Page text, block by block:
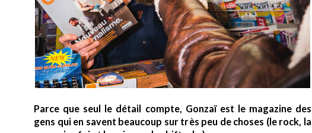
Parce que seul le détail compte, Gonzaï est le magazine des
gens qui en savent beaucoup sur très peu de choses (le rock, la